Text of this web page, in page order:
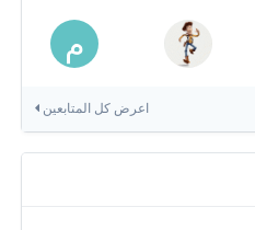
اعرض كل المتابعين